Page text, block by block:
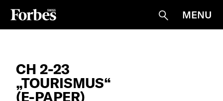
Suche
MENU
CH 2-23
„TOURISMUS“
(E-PAPER)